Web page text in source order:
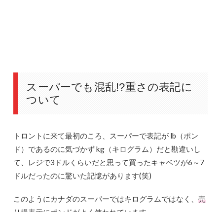
スーパーでも混乱!?重さの表記に
ついて
トロントに来て最初のころ、スーパーで表記が lb（ポン
ド）であるのに気づかず kg（キログラム）だと勘違いし
て、レジで3ドルくらいだと思って買ったキャベツが6～7
ドルだったのに驚いた記憶があります(笑)
このようにカナダのスーパーではキログラムではなく、 売